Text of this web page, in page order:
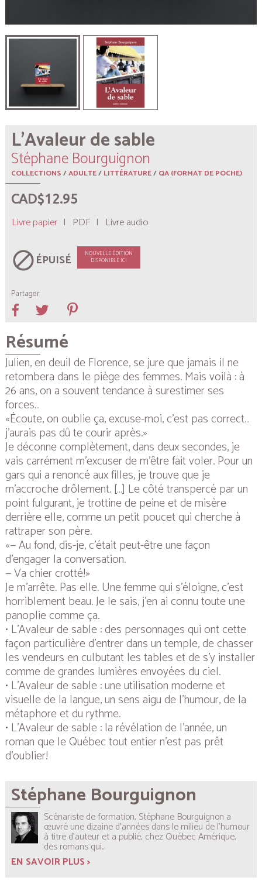
L’Avaleur de sable
Stéphane Bourguignon
COLLECTIONS/ADULTE/LITTÉRATURE/QA (FORMAT DE POCHE)
CAD$12.95
Livre papier | PDF | Livre audio
blockÉPUISÉ
NOUVELLE ÉDITION
DISPONIBLE ICI
Partager
Résumé
Julien, en deuil de Florence, se jure que jamais il ne
retombera dans le piège des femmes. Mais voilà : à
26 ans, on a souvent tendance à surestimer ses
forces…
«Écoute, on oublie ça, excuse-moi, c’est pas correct…
j’aurais pas dû te courir après.»
Je déconne complètement, dans deux secondes, je
vais carrément m’excuser de m’être fait voler. Pour un
gars qui a renoncé aux filles, je trouve que je
m’accroche drôlement. […] Le côté transpercé par un
point fulgurant, je trottine de peine et de misère
derrière elle, comme un petit poucet qui cherche à
rattraper son père.
«— Au fond, dis-je, c’était peut-être une façon
d’engager la conversation.
— Va chier crotté!»
Je m’arrête. Pas elle. Une femme qui s’éloigne, c’est
horriblement beau. Je le sais, j’en ai connu toute une
panoplie comme ça.
• L’Avaleur de sable : des personnages qui ont cette
façon particulière d’entrer dans un temple, de chasser
les vendeurs en culbutant les tables et de s’y installer
comme de grandes lumières envoyées du ciel.
• L’Avaleur de sable : une utilisation moderne et
visuelle de la langue, un sens aigu de l’humour, de la
métaphore et du rythme.
• L’Avaleur de sable : la révélation de l’année, un
roman que le Québec tout entier n’est pas prêt
d’oublier!
Stéphane Bourguignon
Scénariste de formation, Stéphane Bourguignon a
œuvré une dizaine d’années dans le milieu de l’humour
à titre d’auteur et a publié, chez Québec Amérique,
des romans qui...
EN SAVOIR PLUS >